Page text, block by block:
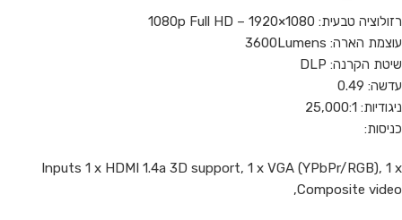
רזולוציה טבעית: 1080p Full HD – 1920×1080
עוצמת הארה: 3600Lumens
שיטת הקרנה: DLP
עדשה: 0.49
ניגודיות: 25,000:1
כניסות:
Inputs 1 x HDMI 1.4a 3D support, 1 x VGA (YPbPr/RGB), 1 x
Composite video,